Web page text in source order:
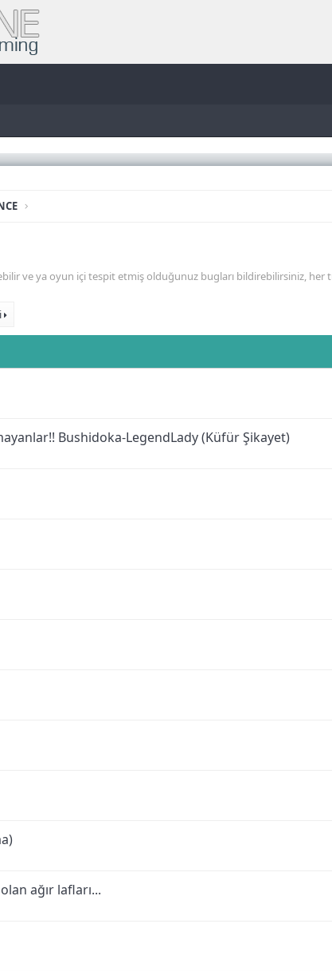
ve ya oyun içi tespit etmiş olduğunuz bugları bildirebilirsiniz, her
Bushidoka-LegendLady (Küfür Şikayet)
ağır lafları...